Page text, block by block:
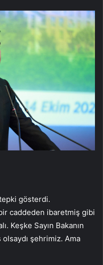
gösterdi.
caddeden ibaretmiş gibi
Keşke Sayın Bakanın
şehrimiz. Ama